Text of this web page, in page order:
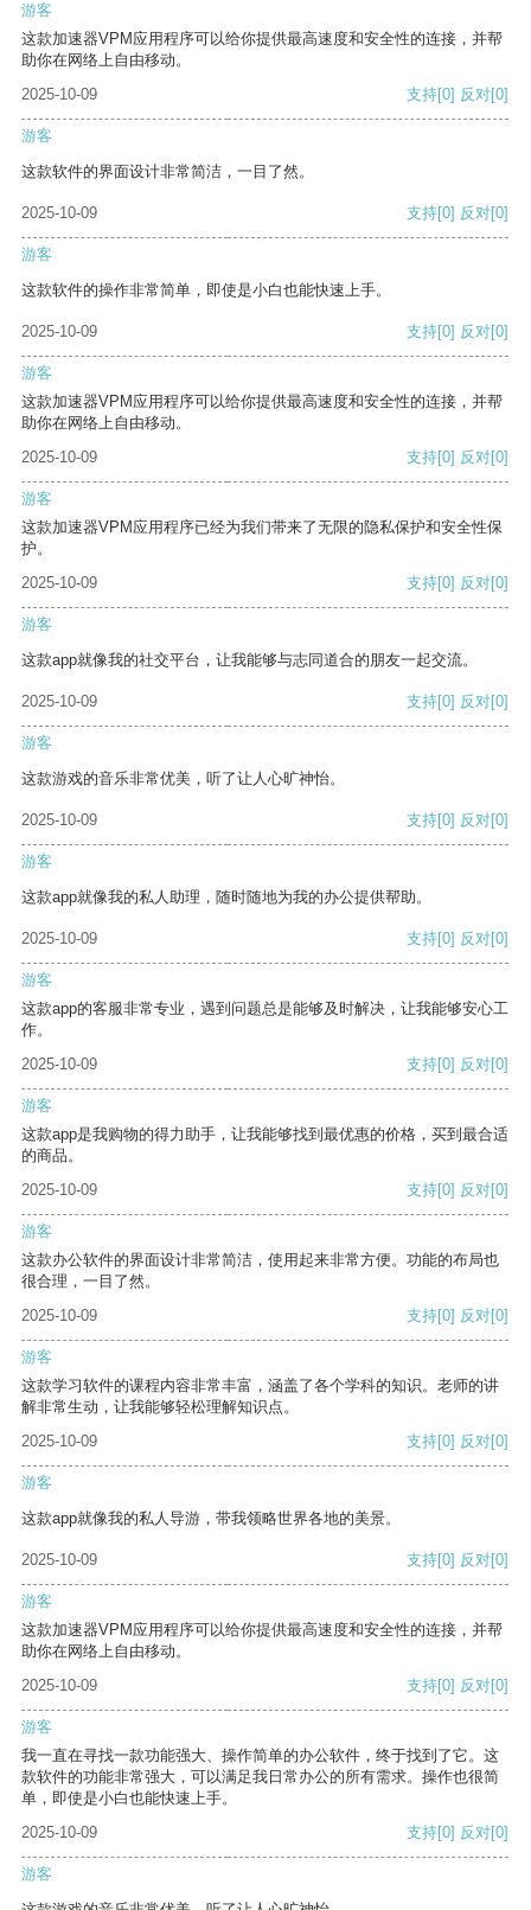
游客
这款加速器VPM应用程序可以给你提供最高速度和安全性的连接，并帮
助你在网络上自由移动。
2025-10-09
支持[0] 反对[0]
游客
这款软件的界面设计非常简洁，一目了然。
2025-10-09 支持[0] 反对[0]
游客
这款软件的操作非常简单，即使是小白也能快速上手。
2025-10-09 支持[0] 反对[0]
游客
这款加速器VPM应用程序可以给你提供最高速度和安全性的连接，并帮
助你在网络上自由移动。
2025-10-09
支持[0] 反对[0]
游客
这款加速器VPM应用程序已经为我们带来了无限的隐私保护和安全性保
护。
2025-10-09
支持[0] 反对[0]
游客
这款app就像我的社交平台，让我能够与志同道合的朋友一起交流。
2025-10-09 支持[0] 反对[0]
游客
这款游戏的音乐非常优美，听了让人心旷神怡。
2025-10-09 支持[0] 反对[0]
游客
这款app就像我的私人助理，随时随地为我的办公提供帮助。
2025-10-09 支持[0] 反对[0]
游客
这款app的客服非常专业，遇到问题总是能够及时解决，让我能够安心工
作。
2025-10-09
支持[0] 反对[0]
游客
这款app是我购物的得力助手，让我能够找到最优惠的价格，买到最合适
的商品。
2025-10-09
支持[0] 反对[0]
游客
这款办公软件的界面设计非常简洁，使用起来非常方便。功能的布局也
很合理，一目了然。
2025-10-09
支持[0] 反对[0]
游客
这款学习软件的课程内容非常丰富，涵盖了各个学科的知识。老师的讲
解非常生动，让我能够轻松理解知识点。
2025-10-09
支持[0] 反对[0]
游客
这款app就像我的私人导游，带我领略世界各地的美景。
2025-10-09 支持[0] 反对[0]
游客
这款加速器VPM应用程序可以给你提供最高速度和安全性的连接，并帮
助你在网络上自由移动。
2025-10-09
支持[0] 反对[0]
游客
我一直在寻找一款功能强大、操作简单的办公软件，终于找到了它。这
款软件的功能非常强大，可以满足我日常办公的所有需求。操作也很简
单，即使是小白也能快速上手。
2025-10-09
支持[0] 反对[0]
游客